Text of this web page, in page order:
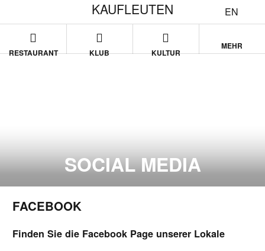
EN
KAUFLEUTEN
RESTAURANT KLUB KULTUR
MEHR
SOCIAL MEDIA
FACEBOOK
Finden Sie die Facebook Page unserer Lokale